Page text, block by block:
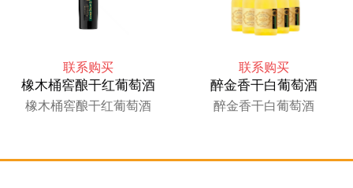
联系购买
橡木桶窖酿干红葡萄酒
橡木桶窖酿干红葡萄酒
联系购买
醉金香干白葡萄酒
醉金香干白葡萄酒